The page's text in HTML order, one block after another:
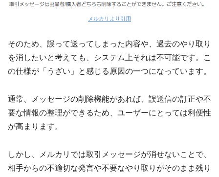
メルカリより引用
そのため、誤って送ってしまった内容や、過去のやり取り
を消したいと考えても、システム上それは不可能です。こ
の仕様が「うざい」と感じる原因の一つになっています。
通常、メッセージの削除機能があれば、誤送信の訂正や不
要な情報の整理ができるため、ユーザーにとっては利便性
が高まります。
しかし、メルカリでは取引メッセージが消せないことで、
相手からの不適切な発言や不要なやり取りがそのまま残り